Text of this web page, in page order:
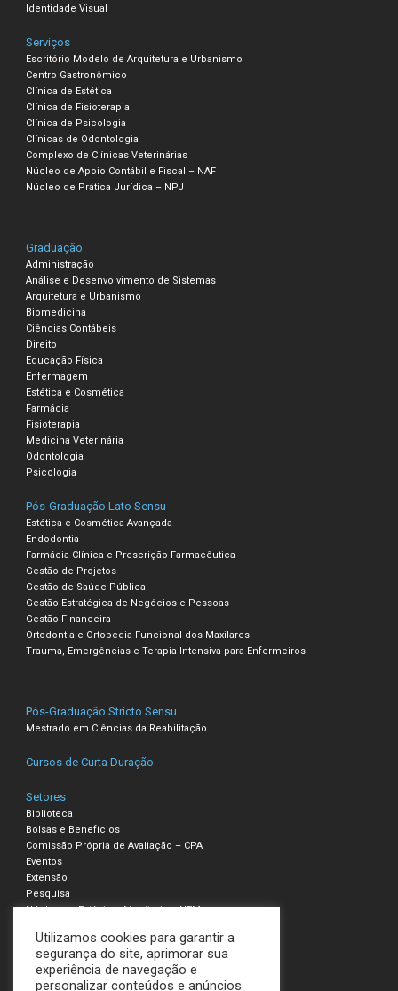
Identidade Visual
Serviços
Escritório Modelo de Arquitetura e Urbanismo
Centro Gastronômico
Clínica de Estética
Clínica de Fisioterapia
Clínica de Psicologia
Clínicas de Odontologia
Complexo de Clínicas Veterinárias
Núcleo de Apoio Contábil e Fiscal – NAF
Núcleo de Prática Jurídica – NPJ
Graduação
Administração
Análise e Desenvolvimento de Sistemas
Arquitetura e Urbanismo
Biomedicina
Ciências Contábeis
Direito
Educação Física
Enfermagem
Estética e Cosmética
Farmácia
Fisioterapia
Medicina Veterinária
Odontologia
Psicologia
Pós-Graduação Lato Sensu
Estética e Cosmética Avançada
Endodontia
Farmácia Clínica e Prescrição Farmacêutica
Gestão de Projetos
Gestão de Saúde Pública
Gestão Estratégica de Negócios e Pessoas
Gestão Financeira
Ortodontia e Ortopedia Funcional dos Maxilares
Trauma, Emergências e Terapia Intensiva para Enfermeiros
Pós-Graduação Stricto Sensu
Mestrado em Ciências da Reabilitação
Cursos de Curta Duração
Setores
Biblioteca
Bolsas e Benefícios
Comissão Própria de Avaliação – CPA
Eventos
Extensão
Pesquisa
Núcleo de Estágio e Monitoria – NEM
Compliance – Ouvidoria
Política de Privacidade e Cookies
Utilizamos cookies para garantir a
segurança do site, aprimorar sua
experiência de navegação e
personalizar conteúdos e anúncios